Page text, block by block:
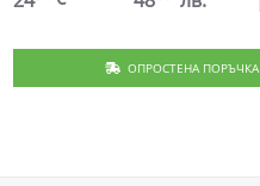
ОПРОСТЕНА ПОРЪЧКА